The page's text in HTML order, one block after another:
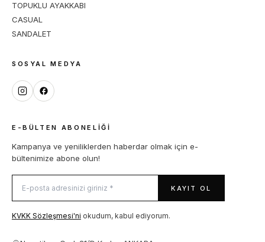
TOPUKLU AYAKKABI
CASUAL
SANDALET
SOSYAL MEDYA
E-BÜLTEN ABONELIĞI
Kampanya ve yeniliklerden haberdar olmak için e-
bültenimize abone olun!
KAYIT OL
KVKK Sözleşmesi'ni okudum, kabul ediyorum.